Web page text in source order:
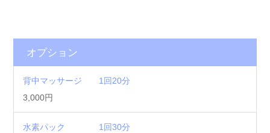
オプション
背中マッサージ 1回20分
3,000円
水素パック 1回30分